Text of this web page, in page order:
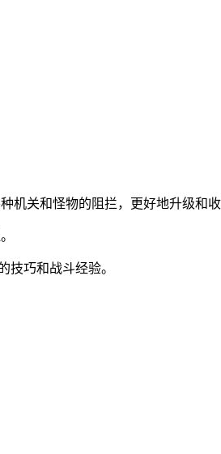
机关和怪物的阻拦，更好地升级和收
技巧和战斗经验。